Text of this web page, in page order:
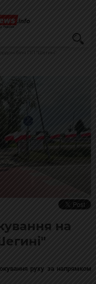
біля ПП "Шегині"
на
руху за напрямком